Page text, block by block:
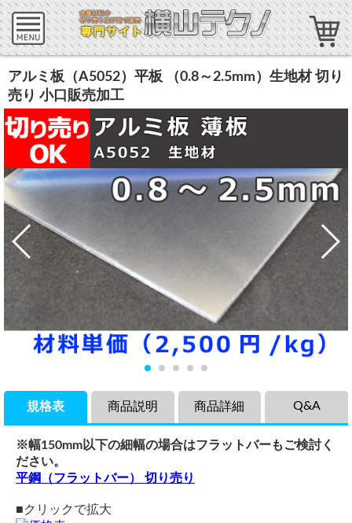
アルミ板（A5052）平板 （0.8～2.5mm）生地材 切り
売り 小口販売加工
規格表
※幅150mm以下の細幅の場合はフラットバーもご検討く
ださい。
平鋼（フラットバー） 切り売り
■クリックで拡大
商品説明 商品詳細 Q&A